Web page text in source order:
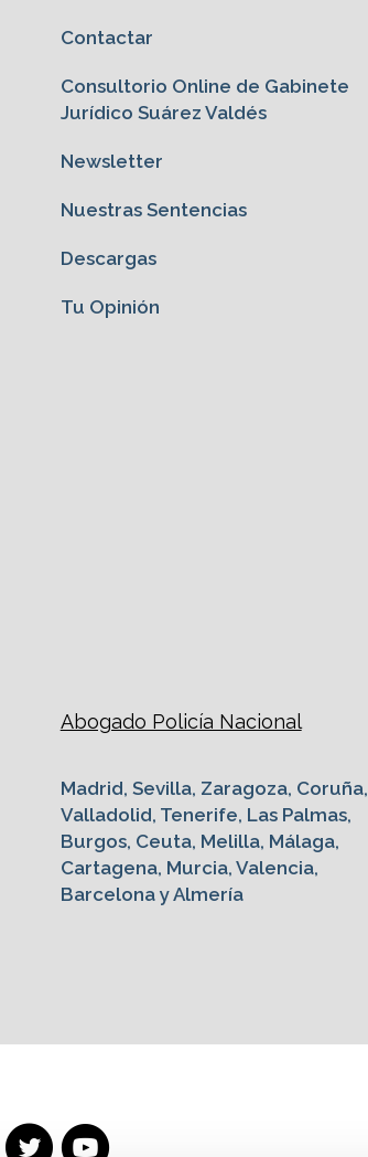
Contactar
Consultorio Online de Gabinete
Jurídico Suárez Valdés
Newsletter
Nuestras Sentencias
Descargas
Tu Opinión
Abogado Policía Nacional
Madrid, Sevilla, Zaragoza, Coruña,
Valladolid, Tenerife, Las Palmas,
Burgos, Ceuta, Melilla, Málaga,
Cartagena, Murcia, Valencia,
Barcelona y Almería